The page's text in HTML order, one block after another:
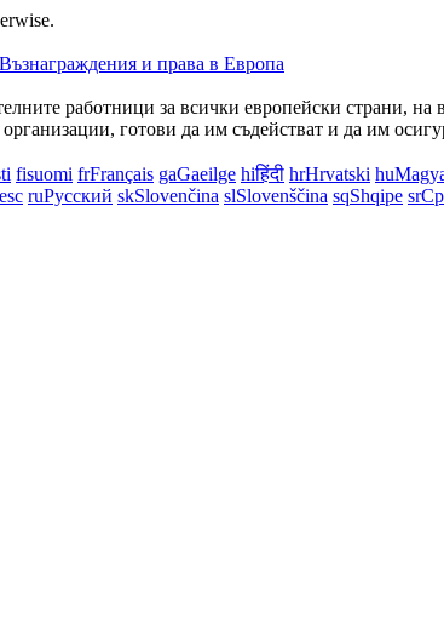
работници за всички европейски страни,
готови да им съдействат и да им
fisuomi frFrançais gaGaeilge hiहिंदी hrHrvatski hu
ruРусский skSlovenčina slSlovenščina sqShqipe sr